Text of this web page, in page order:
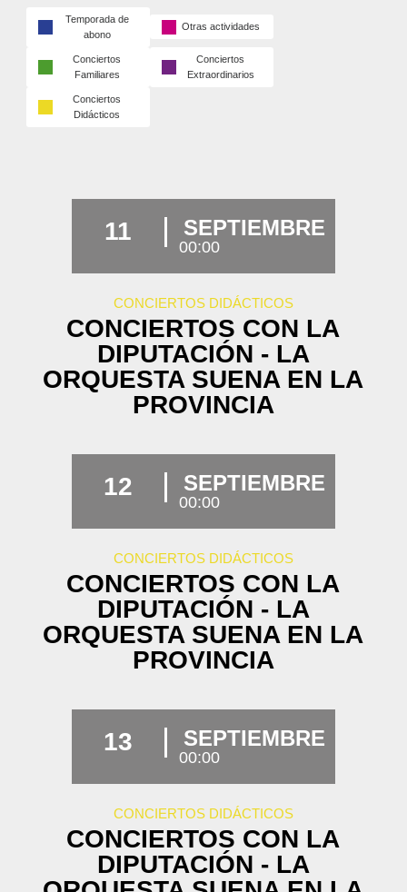
Temporada de
abono
Otras actividades
Conciertos
Familiares
Conciertos
Extraordinarios
Conciertos
Didácticos
11 SEPTIEMBRE
00:00
CONCIERTOS DIDÁCTICOS
CONCIERTOS CON LA
DIPUTACIÓN - LA
ORQUESTA SUENA EN LA
PROVINCIA
12 SEPTIEMBRE
00:00
CONCIERTOS DIDÁCTICOS
CONCIERTOS CON LA
DIPUTACIÓN - LA
ORQUESTA SUENA EN LA
PROVINCIA
13 SEPTIEMBRE
00:00
CONCIERTOS DIDÁCTICOS
CONCIERTOS CON LA
DIPUTACIÓN - LA